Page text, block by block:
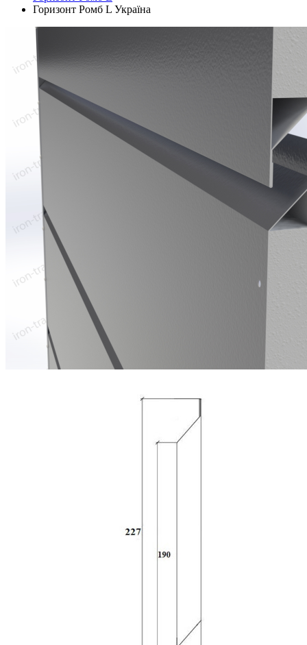
Горизонт Ромб L Україна